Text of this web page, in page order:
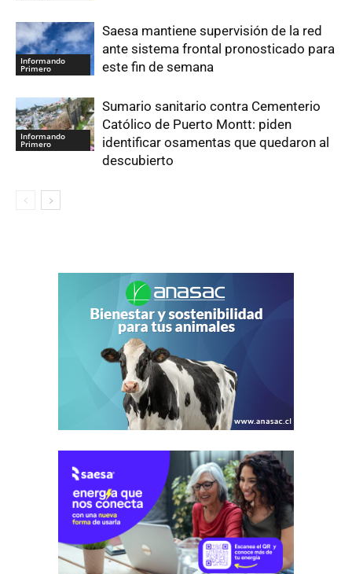
Informando
Primero
Saesa mantiene supervisión de la red
ante sistema frontal pronosticado para
este fin de semana
Informando
Primero
Sumario sanitario contra Cementerio
Católico de Puerto Montt: piden
identificar osamentas que quedaron al
descubierto